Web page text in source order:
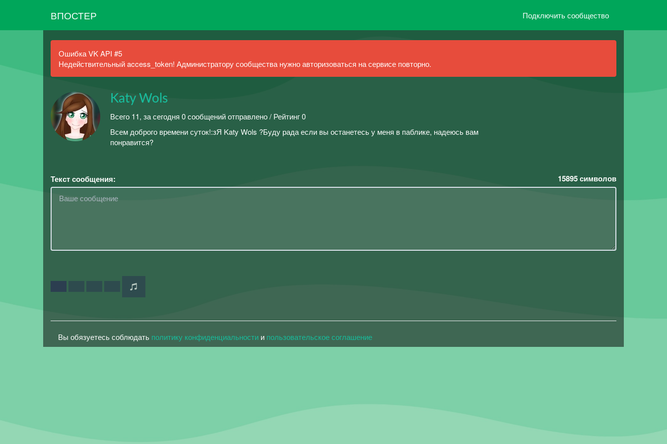
ВПОСТЕР Подключить сообщество
Ошибка VK API #5
Недействительный access_token! Администратору сообщества нужно авторизоваться на сервисе повторно.
Katy Wols
Всего 11, за сегодня 0 сообщений отправлено / Рейтинг 0
Всем доброго времени суток!:зЯ Katy Wols ?Буду рада если вы останетесь у меня в паблике, надеюсь вам
понравится?
Текст сообщения: 15895символов
Вы обязуетесь соблюдать политику конфиденциальности и пользовательское соглашение